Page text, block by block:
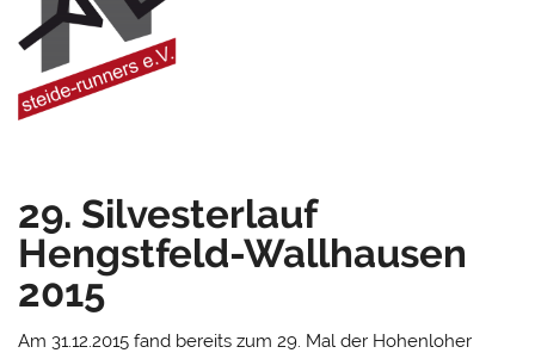
29. Silvesterlauf
Hengstfeld-Wallhausen
2015
Am 31.12.2015 fand bereits zum 29. Mal der Hohenloher